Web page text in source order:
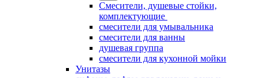
Смесители, душевые стойки,
комплектующие
смесители для умывальника
смесители для ванны
душевая группа
смесители для кухонной мойки
Унитазы